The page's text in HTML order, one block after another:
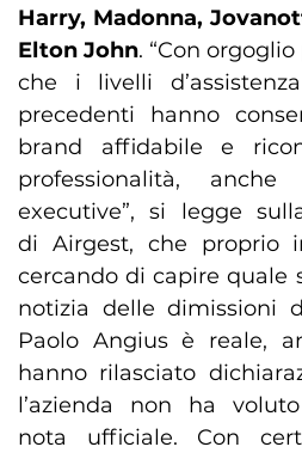
Harry, Madonna,
Elton John. “Con
che i livelli
precedenti hanno
brand affidabile e
professionalità,
executive”, si legge
di Airgest, che proprio
cercando di capire quale
notizia delle dimissioni
Paolo Angius è reale,
hanno rilasciato
l’azienda non ha
nota ufficiale. Con